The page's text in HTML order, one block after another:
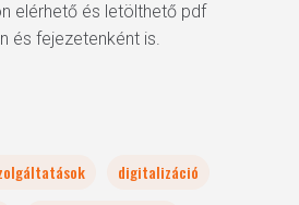
elérhető és letölthető pdf
és fejezetenként is.
digitalizáció